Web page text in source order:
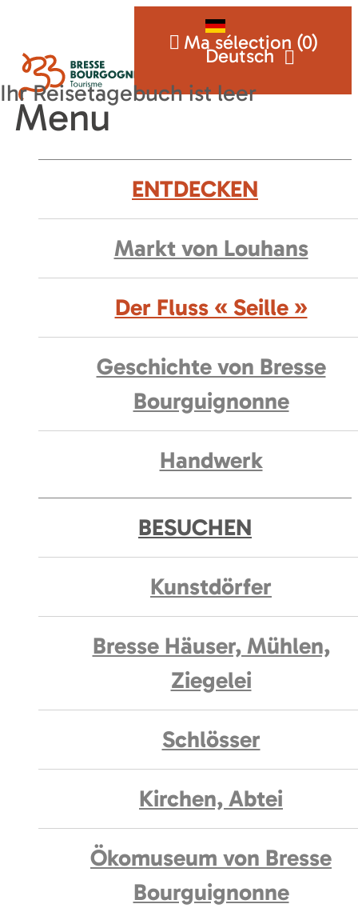
Deutsch
Ma sélection (0)
Menu
ENTDECKEN
Markt von Louhans
Der Fluss « Seille »
Geschichte von Bresse
Bourguignonne
Handwerk
BESUCHEN
Kunstdörfer
Bresse Häuser, Mühlen,
Ziegelei
Schlösser
Kirchen, Abtei
Ökomuseum von Bresse
Bourguignonne